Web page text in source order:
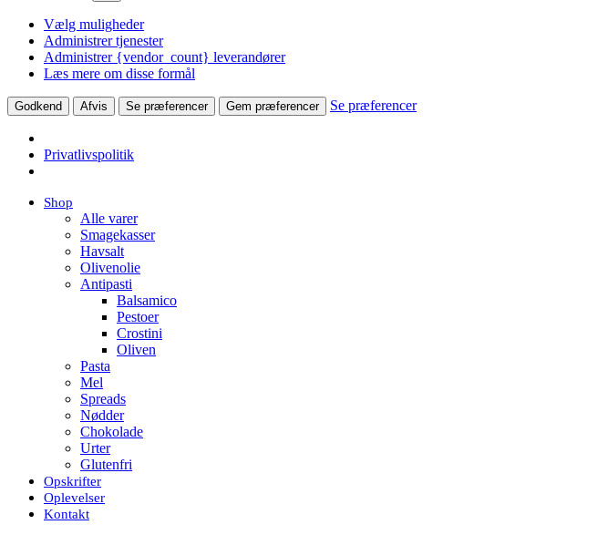
Vælg muligheder
Administrer tjenester
Administrer {vendor_count} leverandører
Læs mere om disse formål
Godkend Afvis Se præferencer Gem præferencer Se præferencer
Privatlivspolitik
Videre Shop
Alle varer
Smagekasser
Havsalt
Olivenolie
Antipasti
Balsamico
Pestoer
Crostini
Oliven
Pasta
Mel
Spreads
Nødder
Chokolade
Urter
Glutenfri
Opskrifter
Oplevelser
Kontakt